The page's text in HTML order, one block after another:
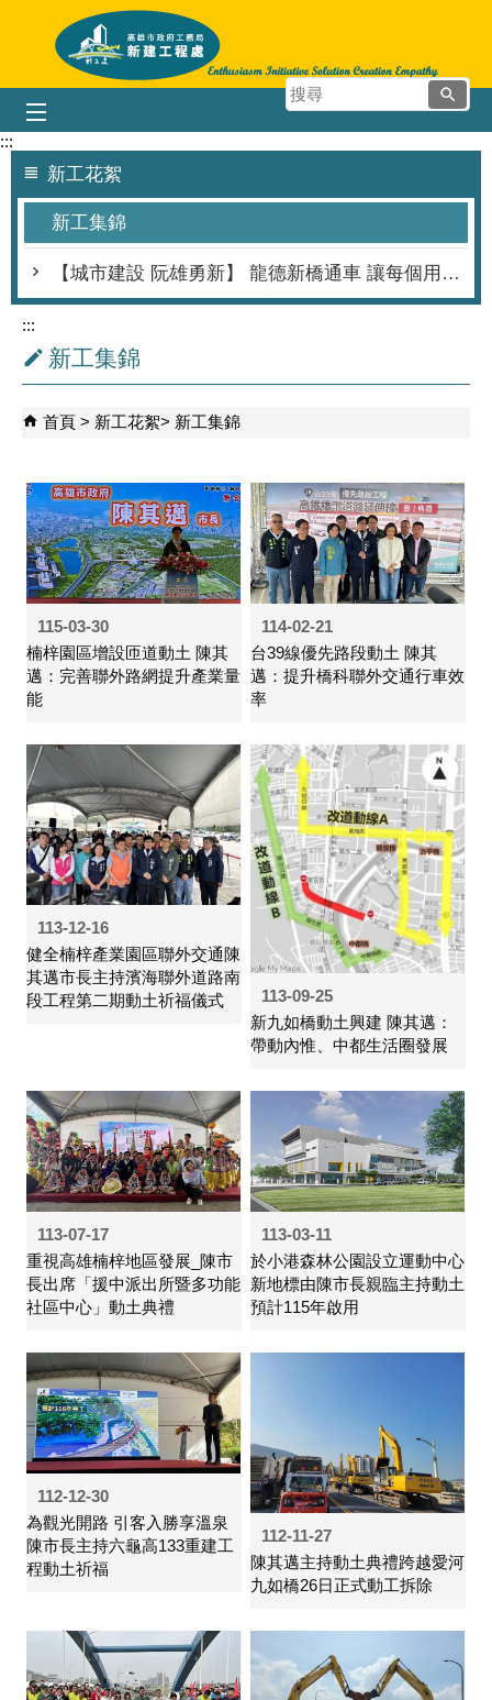
跳到主要內容區塊
搜
尋
:::
新工花絮
新工集錦
【城市建設 阮雄勇新】 龍德新橋通車 讓每個用路人都有好心情
:::
新工集錦
首頁 新工花絮 新工集錦
115-03-30
楠梓園區增設匝道動土 陳其
邁：完善聯外路網提升產業量
能
114-02-21
台39線優先路段動土 陳其
邁：提升橋科聯外交通行車效
率
113-12-16
健全楠梓產業園區聯外交通陳
其邁市長主持濱海聯外道路南
段工程第二期動土祈福儀式
113-09-25
新九如橋動土興建 陳其邁：
帶動內惟、中都生活圈發展
113-07-17
重視高雄楠梓地區發展_陳市
長出席「援中派出所暨多功能
社區中心」動土典禮
113-03-11
於小港森林公園設立運動中心
新地標由陳市長親臨主持動土
預計115年啟用
112-12-30
為觀光開路 引客入勝享溫泉
陳市長主持六龜高133重建工
程動土祈福
112-11-27
陳其邁主持動土典禮跨越愛河
九如橋26日正式動工拆除